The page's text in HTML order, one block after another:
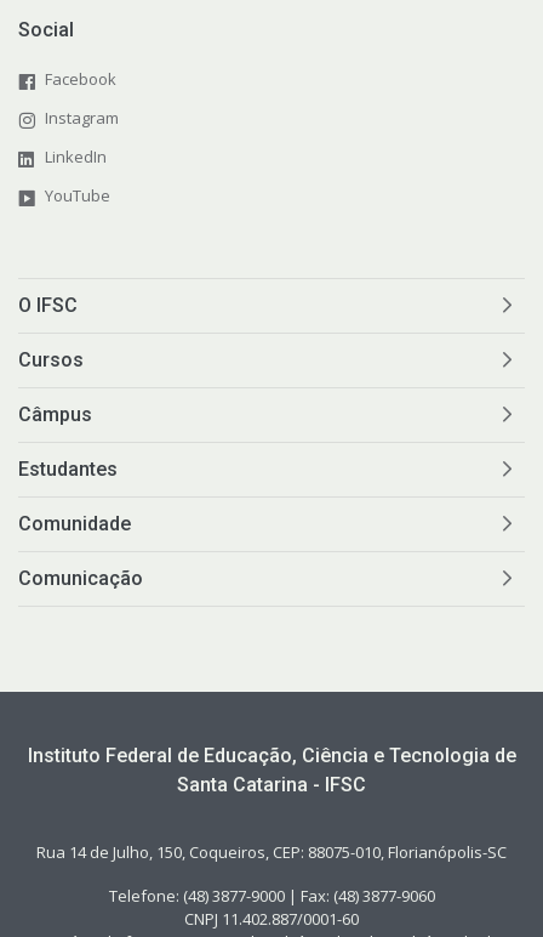
Social
Facebook
Instagram
LinkedIn
YouTube
O IFSC
Cursos
Câmpus
Estudantes
Comunidade
Comunicação
Instituto Federal de Educação, Ciência e Tecnologia de
Santa Catarina - IFSC
Rua 14 de Julho, 150, Coqueiros, CEP: 88075-010, Florianópolis-SC
Telefone: (48) 3877-9000 | Fax: (48) 3877-9060
CNPJ 11.402.887/0001-60